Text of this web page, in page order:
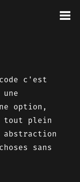
c'est
option,
tout plein
sans